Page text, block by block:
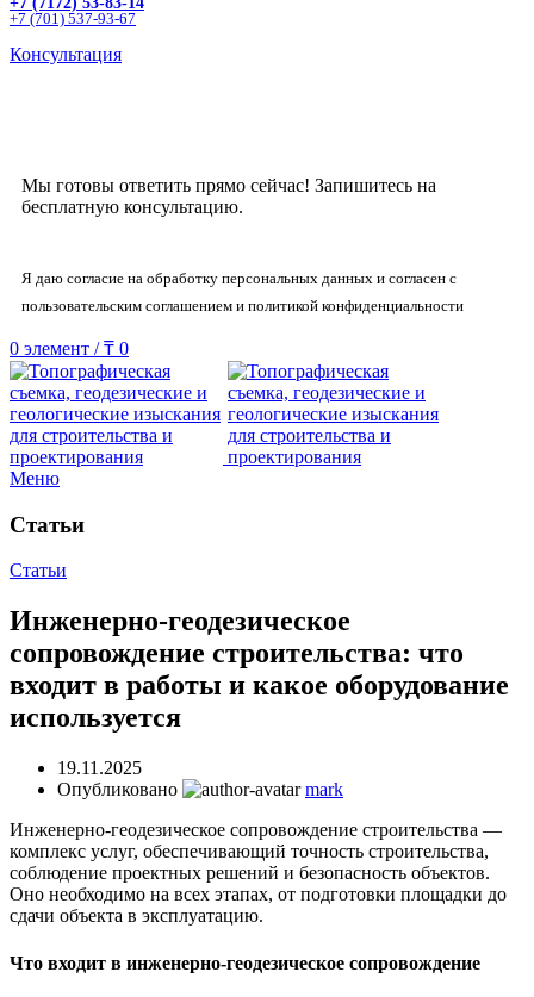
+7 (701) 537-93-67
Консультация
Мы готовы ответить прямо сейчас! Запишитесь на
бесплатную консультацию.
Я даю согласие на обработку персональных данных и согласен с
пользовательским соглашением и политикой конфиденциальности
0 элемент / ₸ 0
Меню
Статьи
Статьи
Инженерно-геодезическое
сопровождение строительства: что
входит в работы и какое оборудование
используется
19.11.2025
Опубликовано
mark
Инженерно-геодезическое сопровождение строительства —
комплекс услуг, обеспечивающий точность строительства,
соблюдение проектных решений и безопасность объектов.
Оно необходимо на всех этапах, от подготовки площадки до
сдачи объекта в эксплуатацию.
Что входит в инженерно-геодезическое сопровождение